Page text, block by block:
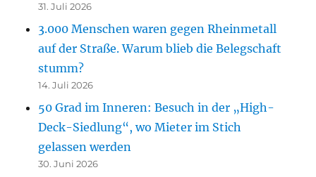
31. Juli 2026
3.000 Menschen waren gegen Rheinmetall
auf der Straße. Warum blieb die Belegschaft
stumm?
14. Juli 2026
50 Grad im Inneren: Besuch in der „High-
Deck-Siedlung“, wo Mieter im Stich
gelassen werden
30. Juni 2026